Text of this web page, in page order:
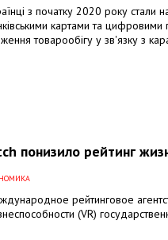
з початку 2020 року стали
картами та
товарообігу у зв'язку з
понизило рейтинг
рейтинговое
(VR)